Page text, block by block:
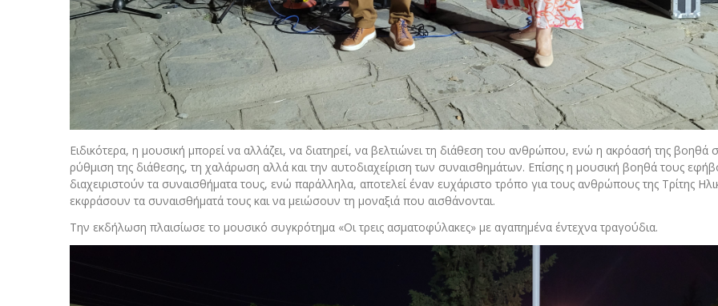
Ειδικότερα, η μουσική μπορεί να αλλάζει, να διατηρεί, να βελτιώνει τη διάθεση του ανθρώπου, ενώ η ακρόασή της βοηθά
ρύθμιση της διάθεσης, τη χαλάρωση αλλά και την αυτοδιαχείριση των συναισθημάτων. Επίσης η μουσική βοηθά τους
διαχειριστούν τα συναισθήματα τους, ενώ παράλληλα, αποτελεί έναν ευχάριστο τρόπο για τους ανθρώπους της Τρίτης
εκφράσουν τα συναισθήματά τους και να μειώσουν τη μοναξιά που αισθάνονται.
Την εκδήλωση πλαισίωσε το μουσικό συγκρότημα «Οι τρεις ασματοφύλακες» με αγαπημένα έντεχνα τραγούδια.